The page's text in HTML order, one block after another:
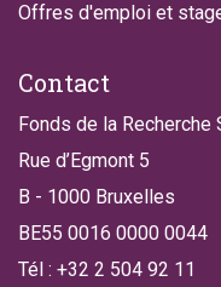
Offres d'emploi et
Contact
Fonds de la Recherche
Rue d’Egmont 5
B - 1000 Bruxelles
BE55 0016 0000 0044
Tél : +32 2 504 92 11